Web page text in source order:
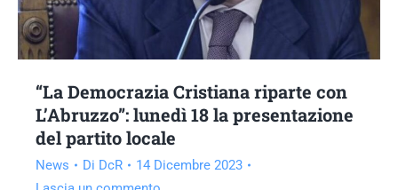
“La Democrazia Cristiana riparte con
L’Abruzzo”: lunedì 18 la presentazione
del partito locale
News Di DcR
14 Dicembre 2023